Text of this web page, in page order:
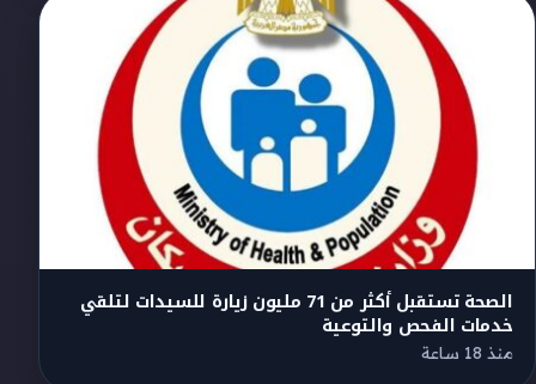
الصحة تستقبل أكثر من 71 مليون زيارة للسيدات لتلقي
خدمات الفحص والتوعية
منذ 18 ساعة